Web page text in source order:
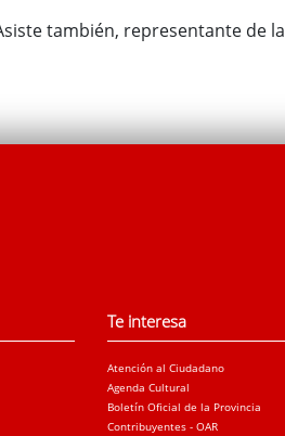
también, representante de
Te interesa
Atención al Ciudadano
Agenda Cultural
Boletín Oficial de la Provincia
Contribuyentes - OAR